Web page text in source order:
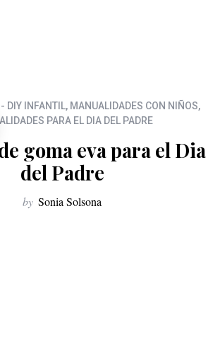
DIY INFANTIL, MANUALIDADES CON NIÑOS,
PARA EL DIA DEL PADRE
goma eva para el Dia
del Padre
by Sonia Solsona